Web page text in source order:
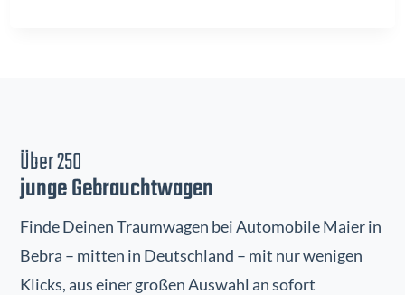
Über 250
junge Gebrauchtwagen
Finde Deinen Traumwagen bei Automobile Maier in
Bebra – mitten in Deutschland – mit nur wenigen
Klicks, aus einer großen Auswahl an sofort